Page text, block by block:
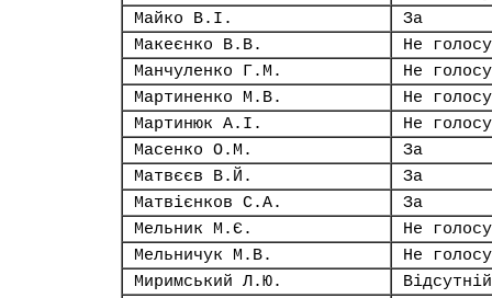
Майко В.І.
За
Макеєнко В.В.
Не
Манчуленко Г.М.
Не
Мартиненко М.В.
Не
Мартинюк А.І.
Не
Масенко О.М.
За
Матвєєв В.Й.
За
Матвієнков С.А.
За
Мельник М.Є.
Не
Мельничук М.В.
Не
Миримський Л.Ю.
Відсутній